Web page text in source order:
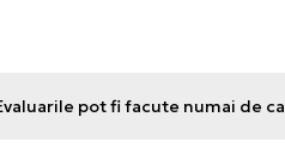
pot fi facute numai de